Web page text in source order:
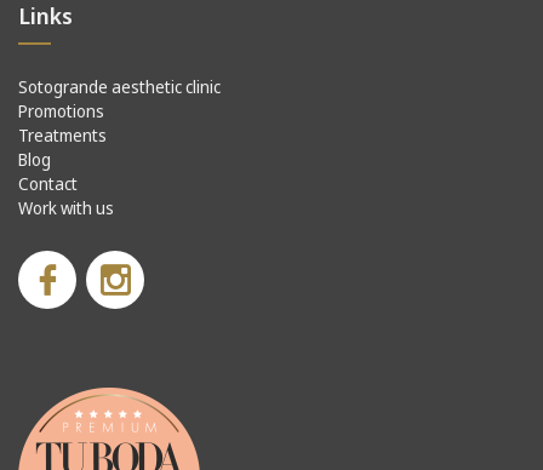
Links
Sotogrande aesthetic clinic
Promotions
Treatments
Blog
Contact
Work with us